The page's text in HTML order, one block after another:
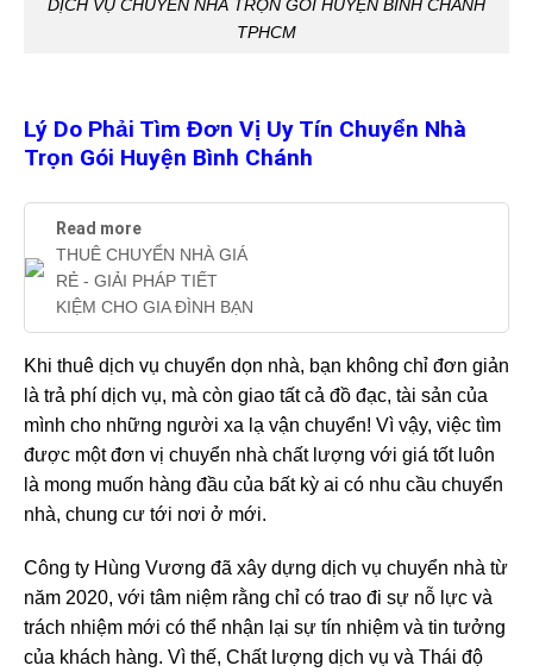
DỊCH VỤ CHUYỂN NHÀ TRỌN GÓI HUYỆN BÌNH CHÁNH
TPHCM
Lý Do Phải Tìm Đơn Vị Uy Tín Chuyển Nhà
Trọn Gói Huyện Bình Chánh
Read more
THUÊ CHUYỂN NHÀ GIÁ
RẺ - GIẢI PHÁP TIẾT
KIỆM CHO GIA ĐÌNH BẠN
Khi thuê dịch vụ chuyển dọn nhà, bạn không chỉ đơn giản
là trả phí dịch vụ, mà còn giao tất cả đồ đạc, tài sản của
mình cho những người xa lạ vận chuyển! Vì vậy, việc tìm
được một đơn vị chuyển nhà chất lượng với giá tốt luôn
là mong muốn hàng đầu của bất kỳ ai có nhu cầu chuyển
nhà, chung cư tới nơi ở mới.
Công ty Hùng Vương đã xây dựng dịch vụ chuyển nhà từ
năm 2020, với tâm niệm rằng chỉ có trao đi sự nỗ lực và
trách nhiệm mới có thể nhận lại sự tín nhiệm và tin tưởng
của khách hàng. Vì thế, Chất lượng dịch vụ và Thái độ